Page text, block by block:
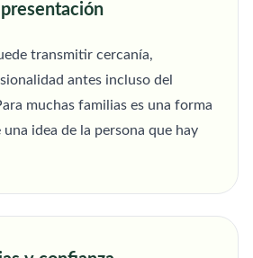
transmitir cercanía,
antes incluso del
muchas familias es una forma
una idea de la persona que hay